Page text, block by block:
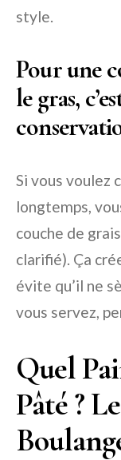
style.
Pour une
le gras,
Si vous voulez
longtemps,
couche de
clarifié). Ça
évite qu’il ne
vous servez,
Quel
Pâté ?